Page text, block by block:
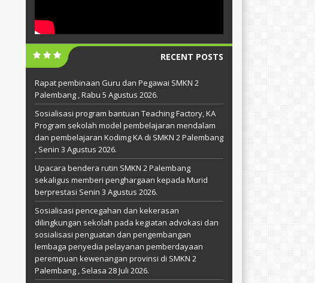
RECENT POSTS
Rapat pembinaan Guru dan Pegawai SMKN 2
Palembang , Rabu 5 Agustus 2026.
Sosialisasi program bantuan Teaching Factory, KA
Program sekolah model pembelajaran mendalam
dan pembelajaran Kodimg KA di SMKN 2 Palembang
, Senin 3 Agustus 2026.
Upacara bendera rutin SMKN 2 Palembang
sekaligus memberi penghargaan kepada Murid
berprestasi Senin 3 Agustus 2026.
Sosialisasi pencegahan dan kekerasan
dilingkungan sekolah pada kegiatan advokasi dan
sosialisasi penguatan dan pengembangan
lembaga penyedia pelayanan pemberdayaan
perempuan kewenangan provinsi di SMKN 2
Palembang , Selasa 28 Juli 2026.